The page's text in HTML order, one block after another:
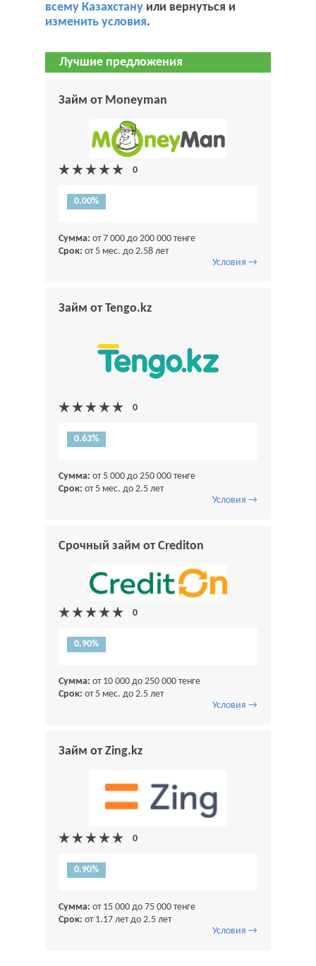
всему Казахстану или вернуться и
изменить условия.
Лучшие предложения
Займ от Moneyman
0.00%
Сумма: от 7 000 до 200 000 тенге
Срок: от 5 мес. до 2.58 лет
Условия →
Займ от Tengo.kz
0.63%
Сумма: от 5 000 до 250 000 тенге
Срок: от 5 мес. до 2.5 лет
Условия →
Срочный займ от Crediton
0.90%
Сумма: от 10 000 до 250 000 тенге
Срок: от 5 мес. до 2.5 лет
Условия →
Займ от Zing.kz
0.90%
Сумма: от 15 000 до 75 000 тенге
Срок: от 1.17 лет до 2.5 лет
Условия →